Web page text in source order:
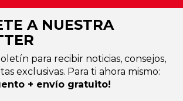
A NUESTRA
para recibir noticias, consejos,
exclusivas. Para ti ahora mismo:
+ envío gratuito!